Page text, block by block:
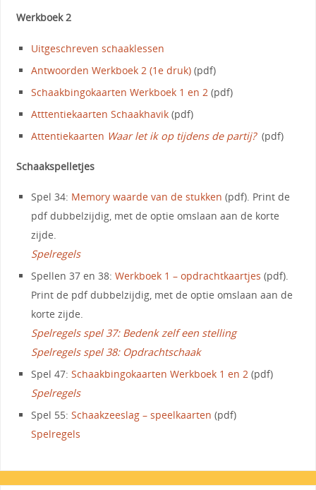
Werkboek 2
Uitgeschreven schaaklessen
Antwoorden Werkboek 2 (1e druk) (pdf)
Schaakbingokaarten Werkboek 1 en 2 (pdf)
Atttentiekaarten Schaakhavik (pdf)
Attentiekaarten Waar let ik op tijdens de partij?(pdf)
Schaakspelletjes
Spel 34: Memory waarde van de stukken (pdf). Print de
pdf dubbelzijdig, met de optie omslaan aan de korte
zijde.
Spelregels
Spellen 37 en 38:Werkboek 1 – opdrachtkaartjes (pdf).
Print de pdf dubbelzijdig, met de optie omslaan aan de
korte zijde.
Spelregels spel 37: Bedenk zelf een stelling
Spelregels spel 38: Opdrachtschaak
Spel 47:Schaakbingokaarten Werkboek 1 en 2 (pdf)
Spelregels
Spel 55:Schaakzeeslag – speelkaarten (pdf)
Spelregels